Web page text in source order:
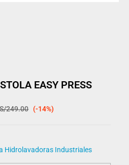
EASY PRESS
S/249.00 (-14%)
Hidrolavadoras Industriales